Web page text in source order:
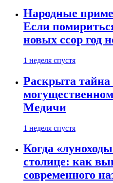
Народные
Если
новых ссор год
1 неделя спустя
Раскрыта тайна
Медичи
1 неделя спустя
Когда
столице: как
современного